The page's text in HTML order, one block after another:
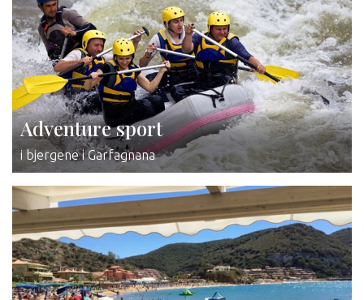
Adventure sport
i bjergene i Garfagnana